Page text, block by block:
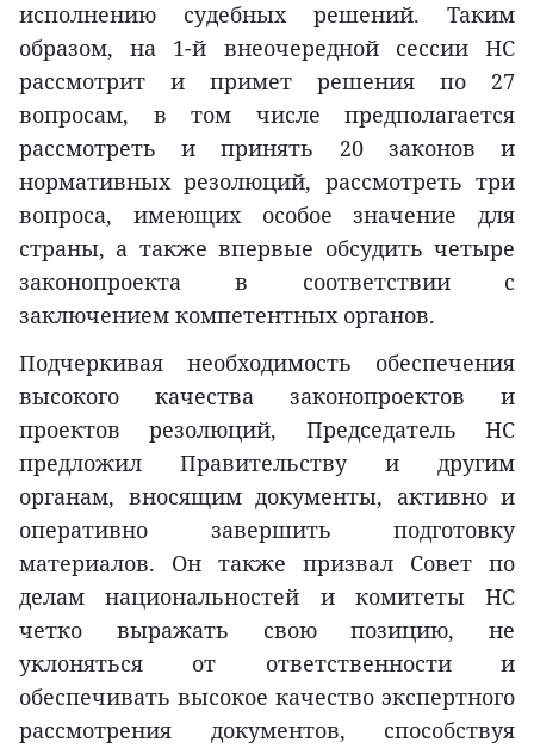
исполнению судебных решений. Таким
образом, на 1-й внеочередной сессии НС
рассмотрит и примет решения по 27
вопросам, в том числе предполагается
рассмотреть и принять 20 законов и
нормативных резолюций, рассмотреть три
вопроса, имеющих особое значение для
страны, а также впервые обсудить четыре
законопроекта в соответствии с
заключением компетентных органов.
Подчеркивая необходимость обеспечения
высокого качества законопроектов и
проектов резолюций, Председатель НС
предложил Правительству и другим
органам, вносящим документы, активно и
оперативно завершить подготовку
материалов. Он также призвал Совет по
делам национальностей и комитеты НС
четко выражать свою позицию, не
уклоняться от ответственности и
обеспечивать высокое качество экспертного
рассмотрения документов, способствуя